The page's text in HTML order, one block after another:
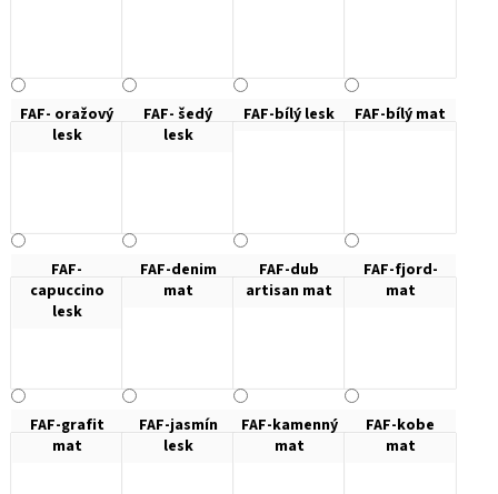
FAF- oražový
lesk
FAF- šedý
lesk
FAF-bílý lesk FAF-bílý mat
FAF-
capuccino
lesk
FAF-denim
mat
FAF-dub
artisan mat
FAF-fjord-
mat
FAF-grafit
mat
FAF-jasmín
lesk
FAF-kamenný
mat
FAF-kobe
mat